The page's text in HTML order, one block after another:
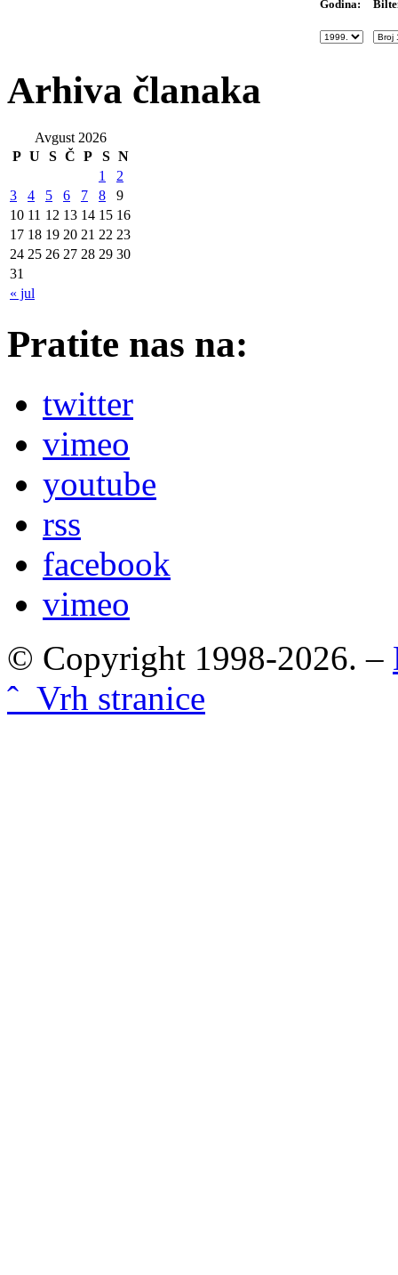
Godina:
Arhiva članaka
Avgust 2026
P U S Č P S N
« jul
1
2
3
4 5 6 7 8
9
10 11 12 13 14 15 16
17 18 19 20 21 22 23
24 25 26 27 28 29 30
31
Pratite nas na:
twitter
vimeo
youtube
rss
facebook
vimeo
© Copyright 1998-2026. –
ˆ Vrh stranice